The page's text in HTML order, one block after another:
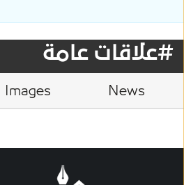
#علاقات عامة
News
Images